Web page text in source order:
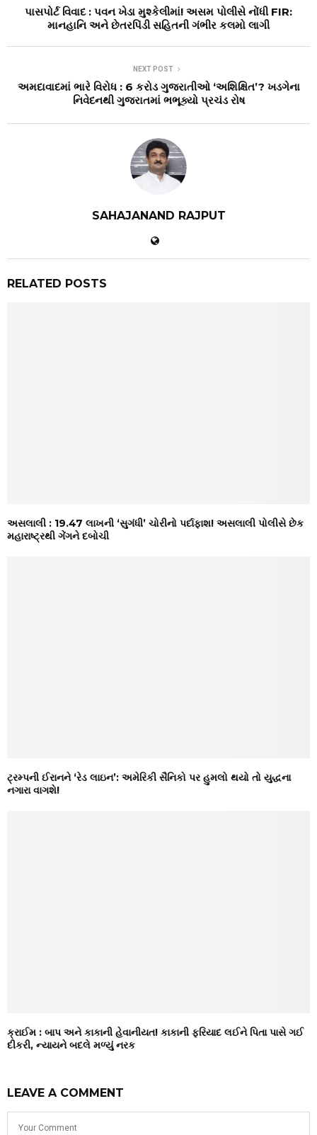
પાસપોર્ટ વિવાદ : પવન ખેડા મુશ્કેલીમાં! અસમ પોલીસે નોંધી FIR:
માનહાનિ અને છેતરપિંડી સહિતની ગંભીર કલમો લાગી
NEXT POST
અમદાવાદમાં ભારે વિરોધ : 6 કરોડ ગુજરાતીઓ ‘અશિક્ષિત’? ખડગેના
નિવેદનથી ગુજરાતમાં ભભૂક્યો પ્રચંડ રોષ
SAHAJANAND RAJPUT
RELATED POSTS
અસલાલી : ₹19.47 લાખની ‘સુગંધી’ ચોરીનો પર્દાફાશ! અસલાલી પોલીસે છેક
મહારાષ્ટ્રથી ગેંગને દબોચી
ટ્રમ્પની ઈરાનને ‘રેડ લાઇન’: અમેરિકી સૈનિકો પર હુમલો થયો તો યુદ્ધના
નગારા વાગશે!
ક્રાઈમ : બાપ અને કાકાની હેવાનીયત! કાકાની ફરિયાદ લઈને પિતા પાસે ગઈ
દીકરી, ન્યાયને બદલે મળ્યું નરક
LEAVE A COMMENT